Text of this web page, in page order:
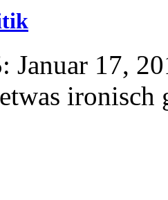
Januar 17,
ironisch